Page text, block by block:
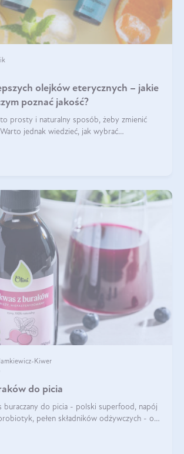
olejków eterycznych – jakie
poznać jakość?
prosty i naturalny sposób, żeby zmienić
jednak wiedzieć, jak wybrać
Kiwer
do picia
buraczany do picia - polski superfood, napój
pełen składników odżywczych - o